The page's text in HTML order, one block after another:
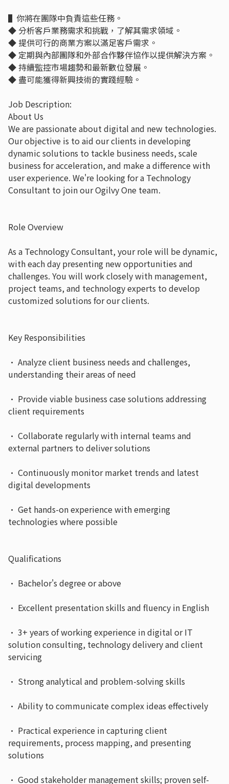
▌你將在團隊中負責這些任務。
◆ 分析客戶業務需求和挑戰，了解其需求領域。
◆ 提供可行的商業方案以滿足客戶需求。
◆ 定期與內部團隊和外部合作夥伴協作以提供解決方案。
◆ 持續監控市場趨勢和最新數位發展。
◆ 盡可能獲得新興技術的實踐經驗。
Job Description:
About Us
We are passionate about digital and new technologies.
Our objective is to aid our clients in developing
dynamic solutions to tackle business needs, scale
business for acceleration, and make a difference with
user experience. We're looking for a Technology
Consultant to join our Ogilvy One team.
Role Overview
As a Technology Consultant, your role will be dynamic,
with each day presenting new opportunities and
challenges. You will work closely with management,
project teams, and technology experts to develop
customized solutions for our clients.
Key Responsibilities
· Analyze client business needs and challenges,
understanding their areas of need
· Provide viable business case solutions addressing
client requirements
· Collaborate regularly with internal teams and
external partners to deliver solutions
· Continuously monitor market trends and latest
digital developments
· Get hands-on experience with emerging
technologies where possible
Qualifications
· Bachelor's degree or above
· Excellent presentation skills and fluency in English
· 3+ years of working experience in digital or IT
solution consulting, technology delivery and client
servicing
· Strong analytical and problem-solving skills
· Ability to communicate complex ideas effectively
· Practical experience in capturing client
requirements, process mapping, and presenting
solutions
· Good stakeholder management skills; proven self-